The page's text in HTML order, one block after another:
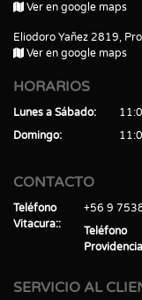
Ver en google maps
Eliodoro Yañez 2819,
Ver en google maps
HORARIOS
Lunes a Sábado
Domingo
CONTACTO
Teléfono
Vitacura:
+56 9
Teléfono
SERVICIO AL